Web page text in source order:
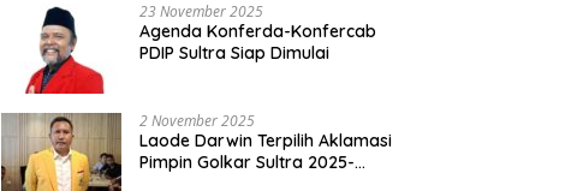
23 November 2025
Agenda Konferda-Konfercab
PDIP Sultra Siap Dimulai
2 November 2025
Laode Darwin Terpilih Aklamasi
Pimpin Golkar Sultra 2025-